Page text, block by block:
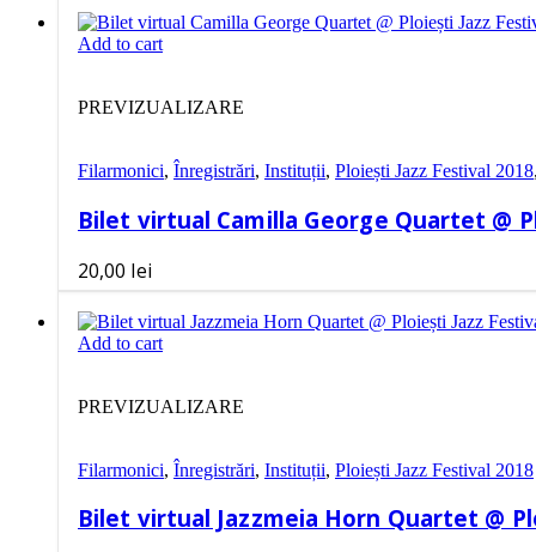
Add to cart
PREVIZUALIZARE
Filarmonici, Înregistrări, Instituții, Ploiești Jazz Festival 2018,
Bilet virtual Camilla George Quartet @
20,00 lei
Add to cart
PREVIZUALIZARE
Filarmonici, Înregistrări, Instituții, Ploiești Jazz Festival 2018
Bilet virtual Jazzmeia Horn Quartet @